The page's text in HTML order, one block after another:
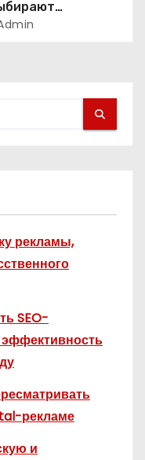
рекламы,
SEO-
рекламе
и